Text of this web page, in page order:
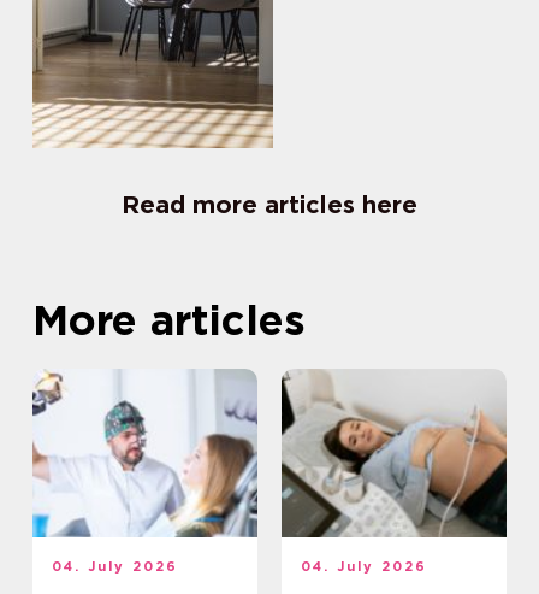
Read more articles here
More articles
04. July 2026 04. July 2026